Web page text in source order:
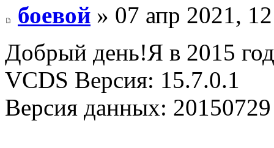
боевой » 07 апр 2021,
Добрый день!Я в 2015
VCDS Версия: 15.7.0.1
Версия данных: 20150729